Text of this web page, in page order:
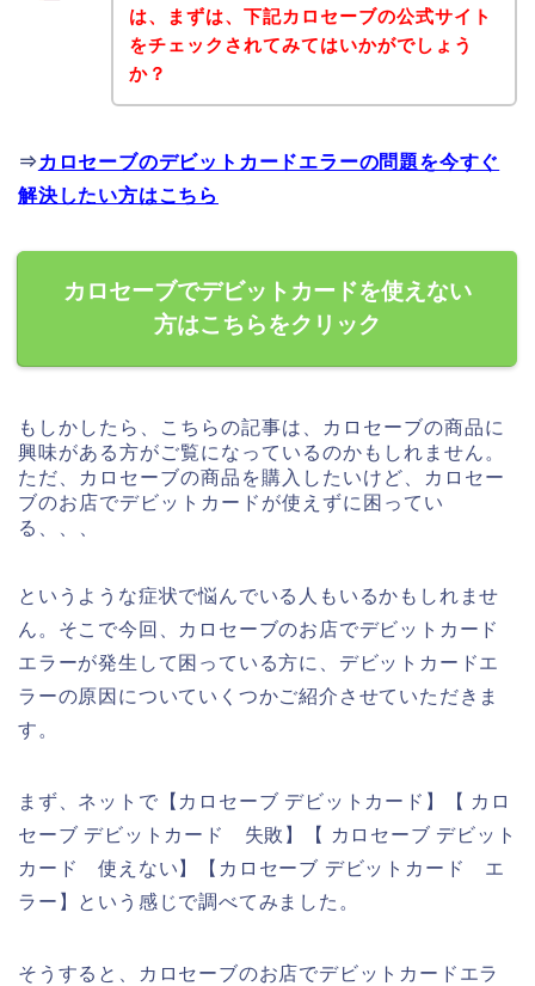
は、まずは、下記カロセーブの公式サイト
をチェックされてみてはいかがでしょう
か？
⇒ カロセーブのデビットカードエラーの問題を今すぐ
解決したい方はこちら
カロセーブでデビットカードを使えない
方はこちらをクリック
もしかしたら、こちらの記事は、カロセーブの商品に
興味がある方がご覧になっているのかもしれません。
ただ、カロセーブの商品を購入したいけど、カロセー
ブのお店でデビットカードが使えずに困ってい
る、、、
というような症状で悩んでいる人もいるかもしれませ
ん。そこで今回、カロセーブのお店でデビットカード
エラーが発生して困っている方に、デビットカードエ
ラーの原因についていくつかご紹介させていただきま
す。
まず、ネットで【カロセーブ デビットカード】【 カロ
セーブ デビットカード 失敗】【 カロセーブ デビット
カード 使えない】【カロセーブ デビットカード エ
ラー】という感じで調べてみました。
そうすると、カロセーブのお店でデビットカードエラ